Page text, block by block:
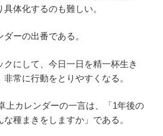
体化するのも難しい。
ーの出番である。
クにして、今日一日を精一杯生き
常に行動をとりやすくなる。
上カレンダーの一言は、「1年後の
種まきをしますか」である。